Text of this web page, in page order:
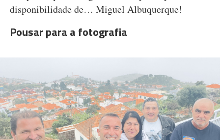
disponibilidade de… Miguel Albuquerque!
Pousar para a fotografia